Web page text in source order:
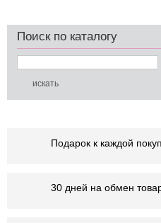
Поиск по каталогу
Подарок к каждой
30 дней на обмен